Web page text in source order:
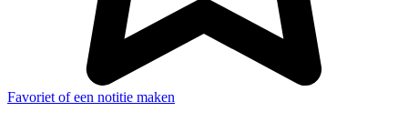
Favoriet of een notitie maken